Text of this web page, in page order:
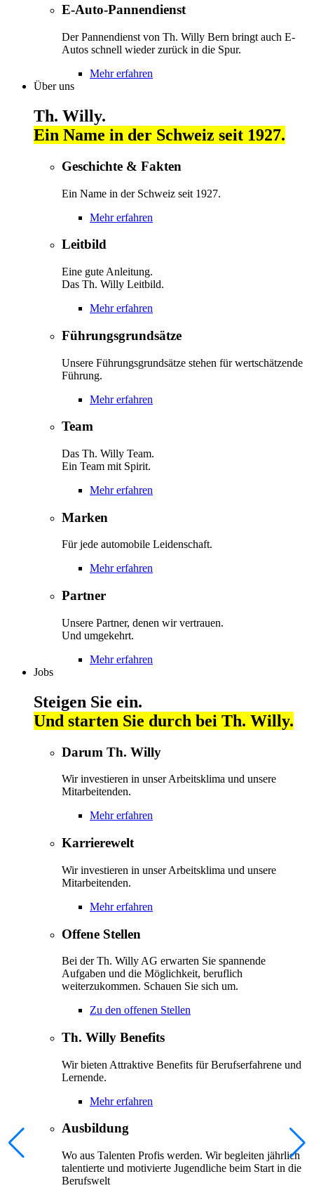
E-Auto-Pannendienst
Der Pannendienst von Th. Willy Bern bringt auch E-
Autos schnell wieder zurück in die Spur.
Mehr erfahren
Über uns
Th. Willy.
Ein Name in der Schweiz seit 1927.
Geschichte & Fakten
Ein Name in der Schweiz seit 1927.
Mehr erfahren
Leitbild
Eine gute Anleitung.
Das Th. Willy Leitbild.
Mehr erfahren
Führungsgrundsätze
Unsere Führungsgrundsätze stehen für wertschätzende
Führung.
Mehr erfahren
Team
Das Th. Willy Team.
Ein Team mit Spirit.
Mehr erfahren
Marken
Für jede automobile Leidenschaft.
Mehr erfahren
Partner
Unsere Partner, denen wir vertrauen.
Und umgekehrt.
Mehr erfahren
Jobs
Steigen Sie ein.
Und starten Sie durch bei Th. Willy.
Darum Th. Willy
Wir investieren in unser Arbeitsklima und unsere
Mitarbeitenden.
Mehr erfahren
Karrierewelt
Wir investieren in unser Arbeitsklima und unsere
Mitarbeitenden.
Mehr erfahren
Offene Stellen
Bei der Th. Willy AG erwarten Sie spannende
Aufgaben und die Möglichkeit, beruflich
weiterzukommen. Schauen Sie sich um.
Zu den offenen Stellen
Th. Willy Benefits
Wir bieten Attraktive Benefits für Berufserfahrene und
Lernende.
Mehr erfahren
Ausbildung
Wo aus Talenten Profis werden. Wir begleiten jährlich
talentierte und motivierte Jugendliche beim Start in die
Berufswelt